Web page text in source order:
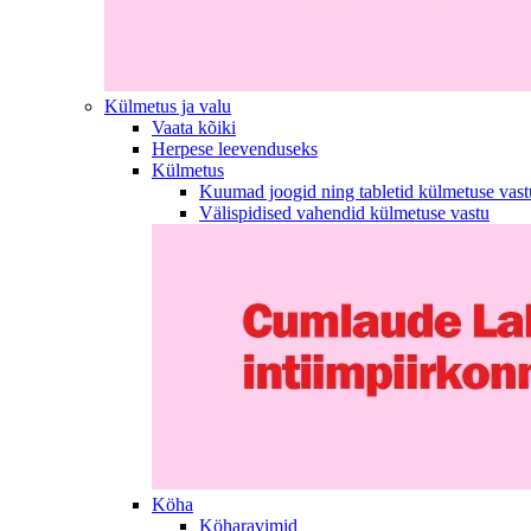
Külmetus ja valu
Vaata kõiki
Herpese leevenduseks
Külmetus
Kuumad joogid ning tabletid külmetuse
Välispidised vahendid külmetuse vastu
Köha
Köharavimid